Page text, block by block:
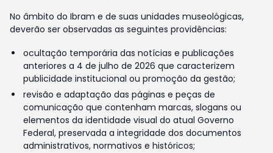
No âmbito do Ibram e de suas unidades museológicas,
deverão ser observadas as seguintes providências:
ocultação temporária das notícias e publicações
anteriores a 4 de julho de 2026 que caracterizem
publicidade institucional ou promoção da gestão;
revisão e adaptação das páginas e peças de
comunicação que contenham marcas, slogans ou
elementos da identidade visual do atual Governo
Federal, preservada a integridade dos documentos
administrativos, normativos e históricos;